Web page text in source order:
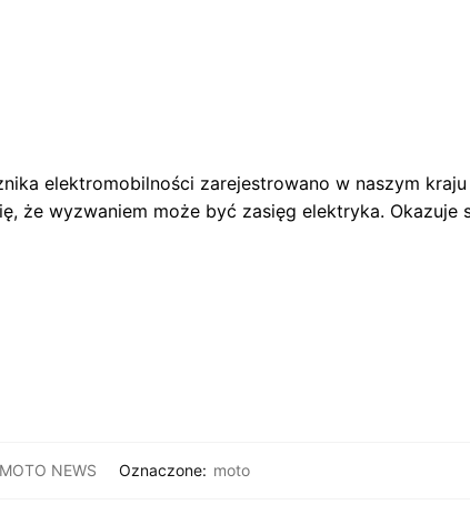
elektromobilności zarejestrowano w naszym
że wyzwaniem może być zasięg elektryka. Okazuje
MOTO NEWS Oznaczone: moto